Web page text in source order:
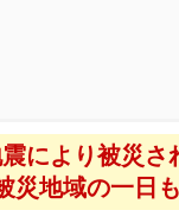
により被災
災地域の一日